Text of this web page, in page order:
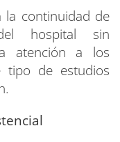
la continuidad de
hospital sin
atención a los
tipo de estudios